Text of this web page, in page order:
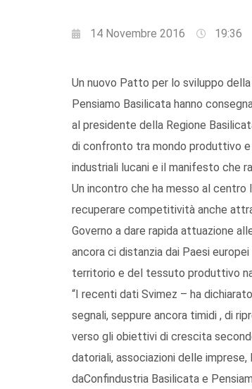
14 Novembre 2016 19:36
Un nuovo Patto per lo sviluppo
Pensiamo Basilicata hanno
al presidente della Regione
di confronto tra mondo produttivo e
industriali lucani e il manifesto che
Un incontro che ha messo al
recuperare competitività anche
Governo a dare rapida attuazione
ancora ci distanzia dai Paesi
territorio e del tessuto produttivo
“I recenti dati Svimez – ha
segnali, seppure ancora timidi , di
verso gli obiettivi di crescita
datoriali, associazioni delle imprese,
daConfindustria Basilicata e